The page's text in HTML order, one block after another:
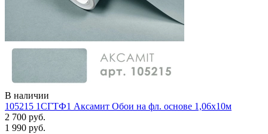
В наличии
105215 1СГТФ1 Аксамит Обои на фл. основе 1,06х10м
2 700 руб.
1 990 руб.